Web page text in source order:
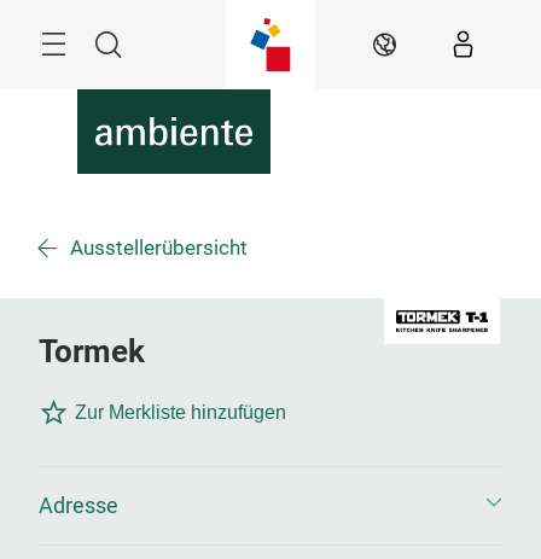
Suche DE
Ausstellerübersicht
Tormek
Zur Merkliste hinzufügen
Adresse